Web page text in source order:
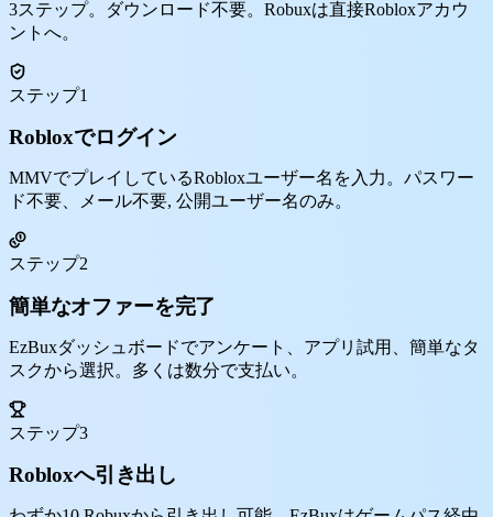
3ステップ。ダウンロード不要。Robuxは直接Robloxアカウ
ントへ。
ステップ1
Robloxでログイン
MMVでプレイしているRobloxユーザー名を入力。パスワー
ド不要、メール不要, 公開ユーザー名のみ。
ステップ2
簡単なオファーを完了
EzBuxダッシュボードでアンケート、アプリ試用、簡単なタ
スクから選択。多くは数分で支払い。
ステップ3
Robloxへ引き出し